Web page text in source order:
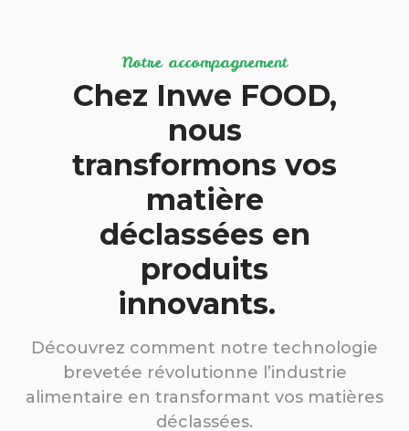
Notre accompagnement
Chez Inwe FOOD,
nous
transformons vos
matière
déclassées en
produits
innovants.
Découvrez comment notre technologie
brevetée révolutionne l’industrie
alimentaire en transformant vos matières
déclassées.